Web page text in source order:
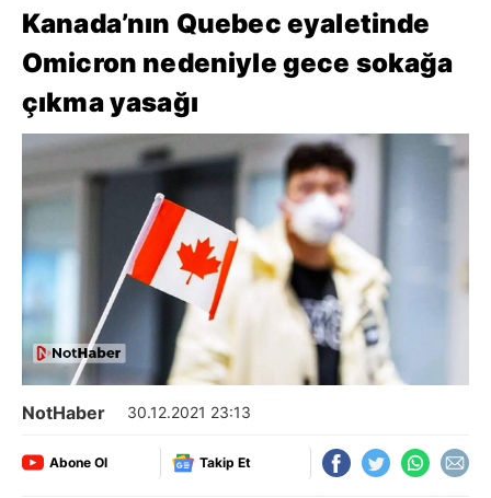
Kanada’nın Quebec eyaletinde
Omicron nedeniyle gece sokağa
çıkma yasağı
NotHaber 30.12.2021 23:13
Abone Ol Takip Et